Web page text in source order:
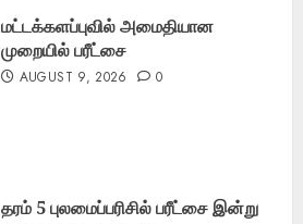
மட்டக்களப்புவில் அமைதியான
முறையில் பரீட்சை
AUGUST 9, 2026 0
தரம் 5 புலமைப்பரிசில் பரீட்சை இன்று